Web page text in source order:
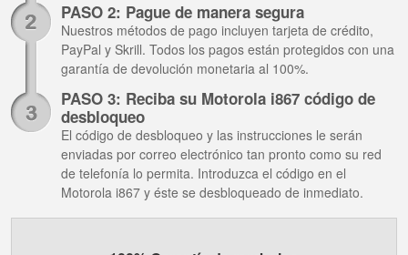
PASO 2: Pague de manera segura
Nuestros métodos de pago incluyen tarjeta de crédito,
PayPal y Skrill. Todos los pagos están protegidos con una
garantía de devolución monetaria al 100%.
PASO 3: Reciba su Motorola i867 código de
desbloqueo
El código de desbloqueo y las instrucciones le serán
enviadas por correo electrónico tan pronto como su red
de telefonía lo permita. Introduzca el código en el
Motorola i867 y éste se desbloqueado de inmediato.